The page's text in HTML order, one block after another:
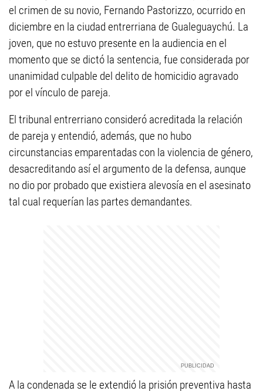
el crimen de su novio, Fernando Pastorizzo, ocurrido en
diciembre en la ciudad entrerriana de Gualeguaychú. La
joven, que no estuvo presente en la audiencia en el
momento que se dictó la sentencia, fue considerada por
unanimidad culpable del delito de homicidio agravado
por el vínculo de pareja.
El tribunal entrerriano consideró acreditada la relación
de pareja y entendió, además, que no hubo
circunstancias emparentadas con la violencia de género,
desacreditando así el argumento de la defensa, aunque
no dio por probado que existiera alevosía en el asesinato
tal cual requerían las partes demandantes.
A la condenada se le extendió la prisión preventiva hasta